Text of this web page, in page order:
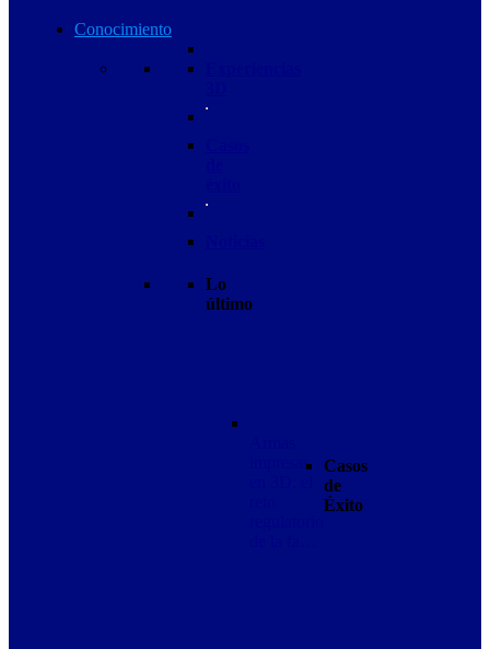
Conocimiento
Lo
último
impresas
Casos
de
Éxito